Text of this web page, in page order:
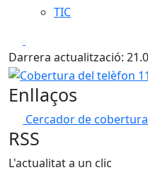
TIC
Darrera actualització:
Cobertura del telèfon 112
Enllaços
Cercador de cobertura
RSS
L'actualitat a un clic